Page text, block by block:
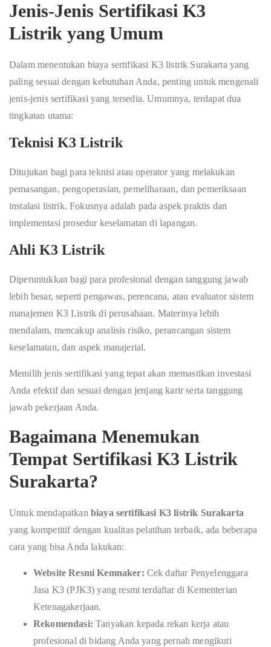
Jenis-Jenis Sertifikasi K3
Listrik yang Umum
Dalam menentukan biaya sertifikasi K3 listrik Surakarta yang
paling sesuai dengan kebutuhan Anda, penting untuk mengenali
jenis-jenis sertifikasi yang tersedia. Umumnya, terdapat dua
tingkatan utama:
Teknisi K3 Listrik
Ditujukan bagi para teknisi atau operator yang melakukan
pemasangan, pengoperasian, pemeliharaan, dan pemeriksaan
instalasi listrik. Fokusnya adalah pada aspek praktis dan
implementasi prosedur keselamatan di lapangan.
Ahli K3 Listrik
Diperuntukkan bagi para profesional dengan tanggung jawab
lebih besar, seperti pengawas, perencana, atau evaluator sistem
manajemen K3 Listrik di perusahaan. Materinya lebih
mendalam, mencakup analisis risiko, perancangan sistem
keselamatan, dan aspek manajerial.
Memilih jenis sertifikasi yang tepat akan memastikan investasi
Anda efektif dan sesuai dengan jenjang karir serta tanggung
jawab pekerjaan Anda.
Bagaimana Menemukan
Tempat Sertifikasi K3 Listrik
Surakarta?
Untuk mendapatkan biaya sertifikasi K3 listrik Surakarta
yang kompetitif dengan kualitas pelatihan terbaik, ada beberapa
cara yang bisa Anda lakukan:
Website Resmi Kemnaker: Cek daftar Penyelenggara
Jasa K3 (PJK3) yang resmi terdaftar di Kementerian
Ketenagakerjaan.
Rekomendasi: Tanyakan kepada rekan kerja atau
profesional di bidang Anda yang pernah mengikuti